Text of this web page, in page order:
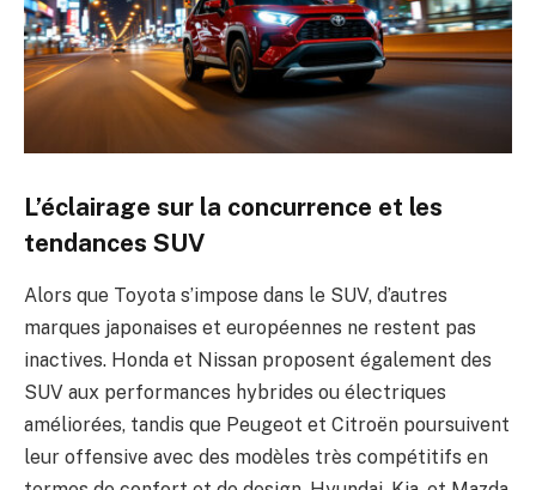
L’éclairage sur la concurrence et les
tendances SUV
Alors que Toyota s’impose dans le SUV, d’autres
marques japonaises et européennes ne restent pas
inactives. Honda et Nissan proposent également des
SUV aux performances hybrides ou électriques
améliorées, tandis que Peugeot et Citroën poursuivent
leur offensive avec des modèles très compétitifs en